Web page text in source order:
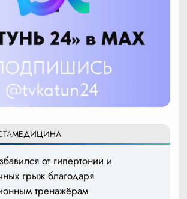
МЕДИЦИНА
от гипертонии и
грыж благодаря
тренажёрам